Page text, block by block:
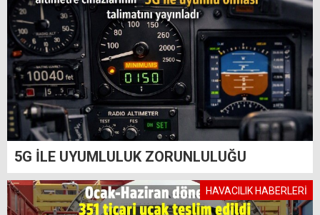
5G İLE UYUMLULUK ZORUNLULUĞU
HAVACILIK HABERLERİ